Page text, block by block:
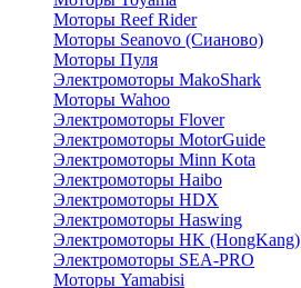
Моторы Reef Rider
Моторы Seanovo (Сианово)
Моторы Пуля
Электромоторы MakoShark
Моторы Wahoo
Электромоторы Flover
Электромоторы MotorGuide
Электромоторы Minn Kota
Электромоторы Haibo
Электромоторы HDX
Электромоторы Haswing
Электромоторы HK (HongKang)
Электромоторы SEA-PRO
Моторы Yamabisi